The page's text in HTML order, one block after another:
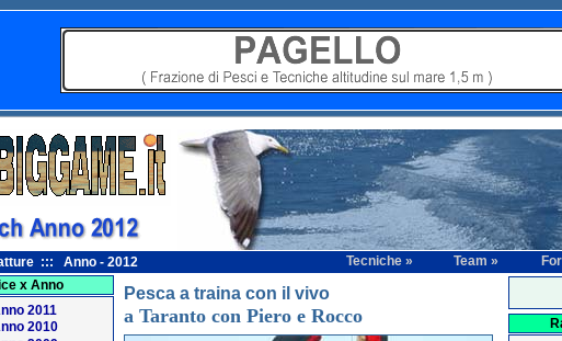
::: Anno - 2012 Tecniche » Team »
x Anno
2011
2010
Pesca a traina con il vivo
a Taranto con Piero e Rocco